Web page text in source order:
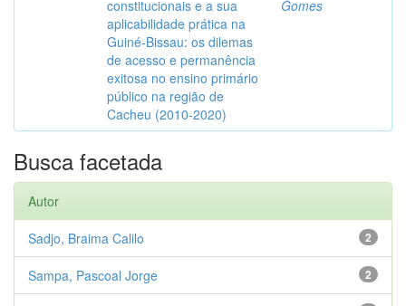
constitucionais e a sua
aplicabilidade prática na
Guiné-Bissau: os dilemas
de acesso e permanência
exitosa no ensino primário
público na região de
Cacheu (2010-2020)
Gomes
Busca facetada
Autor
2
Sadjo, Braima Calilo
2
Sampa, Pascoal Jorge